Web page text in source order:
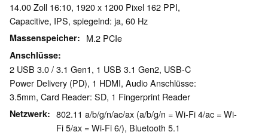
14.00 Zoll 16:10, 1920 x 1200 Pixel 162 PPI,
Capacitive, IPS, spiegelnd: ja, 60 Hz
Massenspeicher M.2 PCIe
Anschlüsse
2 USB 3.0 / 3.1 Gen1, 1 USB 3.1 Gen2, USB-C
Power Delivery (PD), 1 HDMI, Audio Anschlüsse:
3.5mm, Card Reader: SD, 1 Fingerprint Reader
Netzwerk
802.11 a/b/g/n/ac/ax (a/b/g/n = Wi-Fi 4/ac = Wi-
Fi 5/ax = Wi-Fi 6/), Bluetooth 5.1